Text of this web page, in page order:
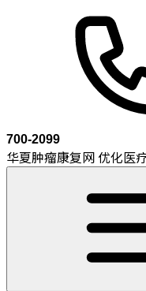
700-2099
华夏肿瘤康复网 优化医